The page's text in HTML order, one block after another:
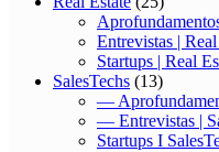
Entrevistas |
Startups | Real
SalesTechs (13)
—
— Entrevistas |
Startups I